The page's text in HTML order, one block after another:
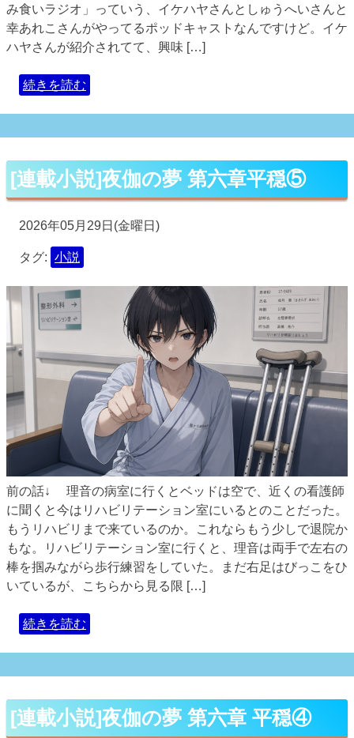
み食いラジオ」っていう、イケハヤさんとしゅうへいさんと
幸あれこさんがやってるポッドキャストなんですけど。イケ
ハヤさんが紹介されてて、興味 […]
続きを読む
[連載小説]夜伽の夢 第六章平穏⑤
2026年05月29日(金曜日)
タグ: 小説
前の話↓ 理音の病室に行くとベッドは空で、近くの看護師
に聞くと今はリハビリテーション室にいるとのことだった。
もうリハビリまで来ているのか。これならもう少しで退院か
もな。リハビリテーション室に行くと、理音は両手で左右の
棒を掴みながら歩行練習をしていた。まだ右足はびっこをひ
いているが、こちらから見る限 […]
続きを読む
[連載小説]夜伽の夢 第六章 平穏④